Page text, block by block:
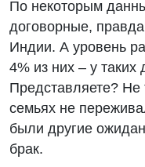
По некоторым
договорные,
Индии. А уровень
4% из них – у таких
Представляете?
семьях не
были другие
брак.